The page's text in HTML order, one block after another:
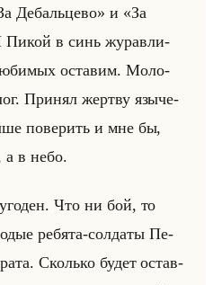
Дебальцево» и «За
в синь жу­рав­ли­
оста­вим. Мо­ло­
При­нял жерт­ву язы­че­
по­ве­рить и мне бы,
в небо.
Что ни бой, то
ре­бя­та-сол­да­ты Пе­
Сколько будет остав­